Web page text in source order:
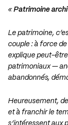
« Patrimoine
Le patrimoine,
couple : à force de
explique peut-
patrimoniaux —
abandonnés,
Heureusement,
et à franchir le
s’intéressent aux